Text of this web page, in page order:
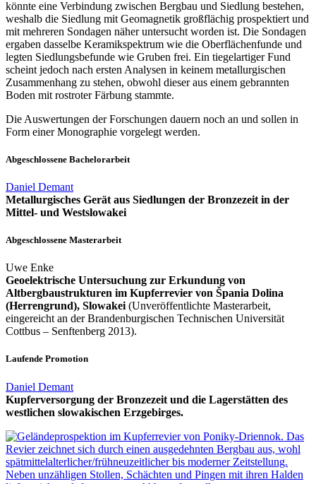
könnte eine Verbindung zwischen Bergbau und Siedlung bestehen,
weshalb die Siedlung mit Geomagnetik großflächig prospektiert und
mit mehreren Sondagen näher untersucht worden ist. Die Sondagen
ergaben dasselbe Keramikspektrum wie die Oberflächenfunde und
legten Siedlungsbefunde wie Gruben frei. Ein tiegelartiger Fund
scheint jedoch nach ersten Analysen in keinem metallurgischen
Zusammenhang zu stehen, obwohl dieser aus einem gebrannten
Boden mit rostroter Färbung stammte.
Die Auswertungen der Forschungen dauern noch an und sollen in
Form einer Monographie vorgelegt werden.
Abgeschlossene Bachelorarbeit
Daniel Demant
Metallurgisches Gerät aus Siedlungen der Bronzezeit in der
Mittel- und Westslowakei
Abgeschlossene Masterarbeit
Uwe Enke
Geoelektrische Untersuchung zur Erkundung von
Altbergbaustrukturen im Kupferrevier von Špania Dolina
(Herrengrund), Slowakei (Unveröffentlichte Masterarbeit,
eingereicht an der Brandenburgischen Technischen Universität
Cottbus – Senftenberg 2013).
Laufende Promotion
Daniel Demant
Kupferversorgung der Bronzezeit und die Lagerstätten des
westlichen slowakischen Erzgebirges.